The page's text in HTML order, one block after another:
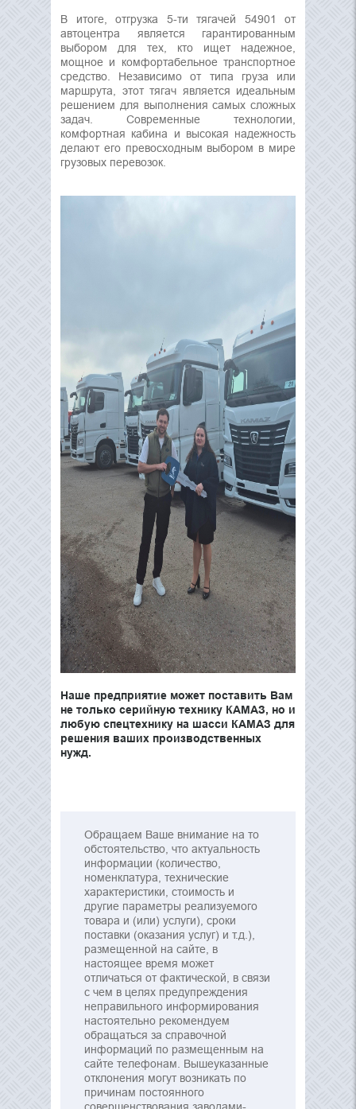
В итоге, отгрузка 5-ти тягачей 54901 от
автоцентра является гарантированным
выбором для тех, кто ищет надежное,
мощное и комфортабельное транспортное
средство. Независимо от типа груза или
маршрута, этот тягач является идеальным
решением для выполнения самых сложных
задач. Современные технологии,
комфортная кабина и высокая надежность
делают его превосходным выбором в мире
грузовых перевозок.
Наше предприятие может поставить Вам
не только серийную технику КАМАЗ, но и
любую спецтехнику на шасси КАМАЗ для
решения ваших производственных
нужд.
Обращаем Ваше внимание на то
обстоятельство, что актуальность
информации (количество,
номенклатура, технические
характеристики, стоимость и
другие параметры реализуемого
товара и (или) услуги), сроки
поставки (оказания услуг) и т.д.),
размещенной на сайте, в
настоящее время может
отличаться от фактической, в связи
с чем в целях предупреждения
неправильного информирования
настоятельно рекомендуем
обращаться за справочной
информаций по размещенным на
сайте телефонам. Вышеуказанные
отклонения могут возникать по
причинам постоянного